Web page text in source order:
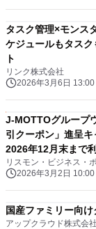
タスク管理×モンス
ケジュールもタス
ト
リンク株式会社
2026年3月6日 13:00
J-MOTTOグループ
引クーポン」進呈
2026年12月末まで
リスモン・ビジネス・
2026年3月2日 10:00
国産ファミリー向
アップクラウド株式会社